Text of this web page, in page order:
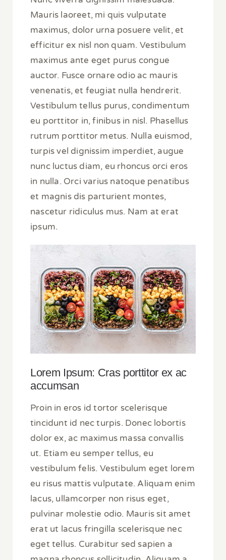
Mauris laoreet, mi quis vulputate
maximus, dolor urna posuere velit, et
efficitur ex nisl non quam. Vestibulum
maximus ante eget purus congue
auctor. Fusce ornare odio ac mauris
venenatis, et feugiat nulla hendrerit.
Vestibulum tellus purus, condimentum
eu porttitor in, finibus in nisl. Phasellus
rutrum porttitor metus. Nulla euismod,
turpis vel dignissim imperdiet, augue
nunc luctus diam, eu rhoncus orci eros
in nulla. Orci varius natoque penatibus
et magnis dis parturient montes,
nascetur ridiculus mus. Nam at erat
ipsum.
Lorem Ipsum: Cras porttitor ex ac
accumsan
Proin in eros id tortor scelerisque
tincidunt id nec turpis. Donec lobortis
dolor ex, ac maximus massa convallis
ut. Etiam eu semper tellus, eu
vestibulum felis. Vestibulum eget lorem
eu risus mattis vulputate. Aliquam enim
lacus, ullamcorper non risus eget,
pulvinar molestie odio. Mauris sit amet
erat ut lacus fringilla scelerisque nec
eget tellus. Curabitur sed sapien a